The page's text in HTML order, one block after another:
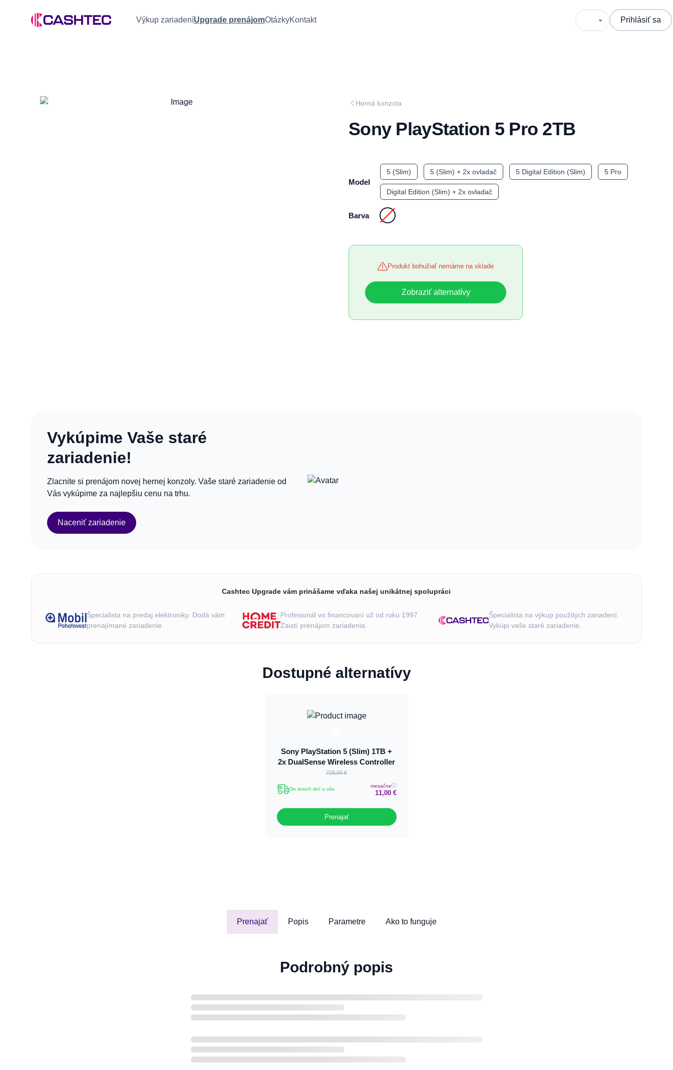
Výkup zariadeníUpgrade prenájomOtázkyKontakt Prihlásiť sa
Herná konzola
Sony PlayStation 5 Pro 2TB
Model
5 (Slim) 5 (Slim) + 2x ovladač 5 Digital Edition (Slim) 5 Pro
Digital Edition (Slim) + 2x ovladač
Barva
Produkt bohužiaľ nemáme na sklade
Zobraziť alternatívy
Vykúpime Vaše staré
zariadenie!
Zlacnite si prenájom novej hernej konzoly. Vaše staré zariadenie od
Vás vykúpime za najlepšiu cenu na trhu.
Naceniť zariadenie
Cashtec Upgrade vám prinášame vďaka našej unikátnej spolupráci
Špecialista na predaj elektroniky. Dodá vám
prenajímané zariadenie.
Profesionál vo financovaní už od roku 1997.
Zaistí prenájom zariadenia.
Špecialista na výkup použitých zariadení.
Vykúpi vaše staré zariadenie.
Dostupné alternatívy
Sony PlayStation 5 (Slim) 1TB +
2x DualSense Wireless Controller
729,00 €
Do dvoch dní u vás
mesačne
11,00 €
Prenajať
Prenajať Popis Parametre Ako to funguje
Podrobný popis